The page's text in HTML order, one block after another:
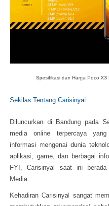
Spesifikasi dan Harga Poco X3
Sekilas Tentang Carisinyal
Diluncurkan di Bandung pada
media online terpercaya
informasi mengenai dunia
aplikasi, game, dan berbagai
FYI, Carisinyal saat ini
Media.
Kehadiran Carisinyal sangat